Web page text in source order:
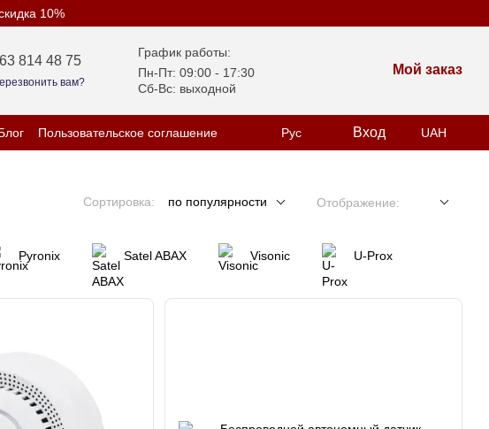
10%
814 48 75
вам?
График работы:
Пн-Пт: 09:00 - 17:30
Сб-Вс: выходной
Мой заказ
Пользовательское соглашение
Рус Вход UAH
Сортировка: по популярности Отображение:
Pyronix Satel ABAX Visonic U-Prox